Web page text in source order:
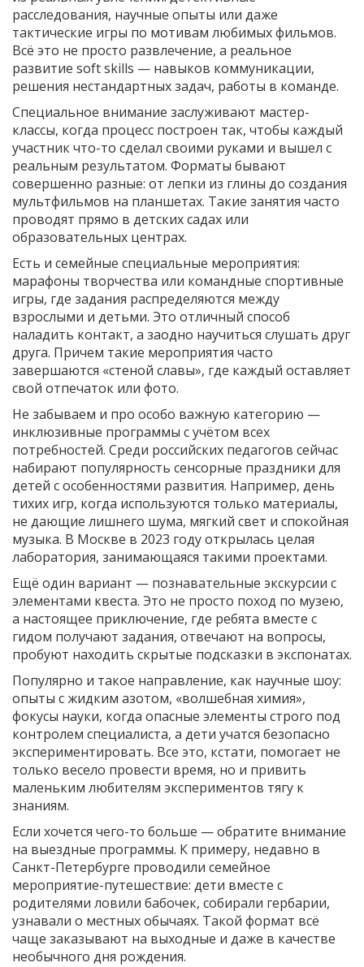
расследования, научные опыты или даже
тактические игры по мотивам любимых фильмов.
Всё это не просто развлечение, а реальное
развитие soft skills — навыков коммуникации,
решения нестандартных задач, работы в команде.
Специальное внимание заслуживают мастер-
классы, когда процесс построен так, чтобы каждый
участник что-то сделал своими руками и вышел с
реальным результатом. Форматы бывают
совершенно разные: от лепки из глины до создания
мультфильмов на планшетах. Такие занятия часто
проводят прямо в детских садах или
образовательных центрах.
Есть и семейные специальные мероприятия:
марафоны творчества или командные спортивные
игры, где задания распределяются между
взрослыми и детьми. Это отличный способ
наладить контакт, а заодно научиться слушать друг
друга. Причем такие мероприятия часто
завершаются «стеной славы», где каждый оставляет
свой отпечаток или фото.
Не забываем и про особо важную категорию —
инклюзивные программы с учётом всех
потребностей. Среди российских педагогов сейчас
набирают популярность сенсорные праздники для
детей с особенностями развития. Например, день
тихих игр, когда используются только материалы,
не дающие лишнего шума, мягкий свет и спокойная
музыка. В Москве в 2023 году открылась целая
лаборатория, занимающаяся такими проектами.
Ещё один вариант — познавательные экскурсии с
элементами квеста. Это не просто поход по музею,
а настоящее приключение, где ребята вместе с
гидом получают задания, отвечают на вопросы,
пробуют находить скрытые подсказки в экспонатах.
Популярно и такое направление, как научные шоу:
опыты с жидким азотом, «волшебная химия»,
фокусы науки, когда опасные элементы строго под
контролем специалиста, а дети учатся безопасно
экспериментировать. Все это, кстати, помогает не
только весело провести время, но и привить
маленьким любителям экспериментов тягу к
знаниям.
Если хочется чего-то больше — обратите внимание
на выездные программы. К примеру, недавно в
Санкт-Петербурге проводили семейное
мероприятие-путешествие: дети вместе с
родителями ловили бабочек, собирали гербарии,
узнавали о местных обычаях. Такой формат всё
чаще заказывают на выходные и даже в качестве
необычного дня рождения.